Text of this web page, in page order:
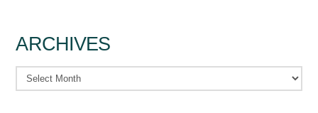
ARCHIVES
Archives